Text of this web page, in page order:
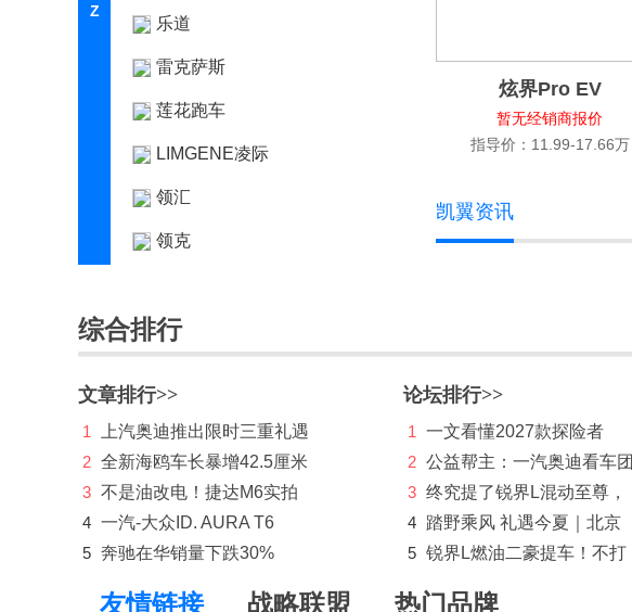
Z
乐道
雷克萨斯
莲花跑车
LIMGENE凌际
领汇
领克
灵悉
理想
路虎
LUMMA
M
炫界Pro EV
暂无经销商报价
指导价：11.99-17.66万
凯翼资讯
综合排行
文章排行>>
1
上汽奥迪推出限时三重礼遇
2 全新海鸥车长暴增42.5厘米
3 不是油改电！捷达M6实拍
4 一汽-大众ID. AURA T6
5 奔驰在华销量下跌30%
论坛排行>>
1
一文看懂2027款探险者
2 公益帮主：一汽奥迪看车团
3 终究提了锐界L混动至尊，
4 踏野乘风 礼遇今夏｜北京
5 锐界L燃油二豪提车！不打
友情链接 战略联盟 热门品牌